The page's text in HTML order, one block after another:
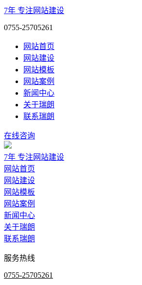
7年 专注网站建设
0755-25705261
网站首页
网站建设
网站模板
网站案例
新闻中心
关于瑞朗
联系瑞朗
在线咨询
7年 专注网站建设
网站首页
网站建设
网站模板
网站案例
新闻中心
关于瑞朗
联系瑞朗
服务热线
0755-25705261